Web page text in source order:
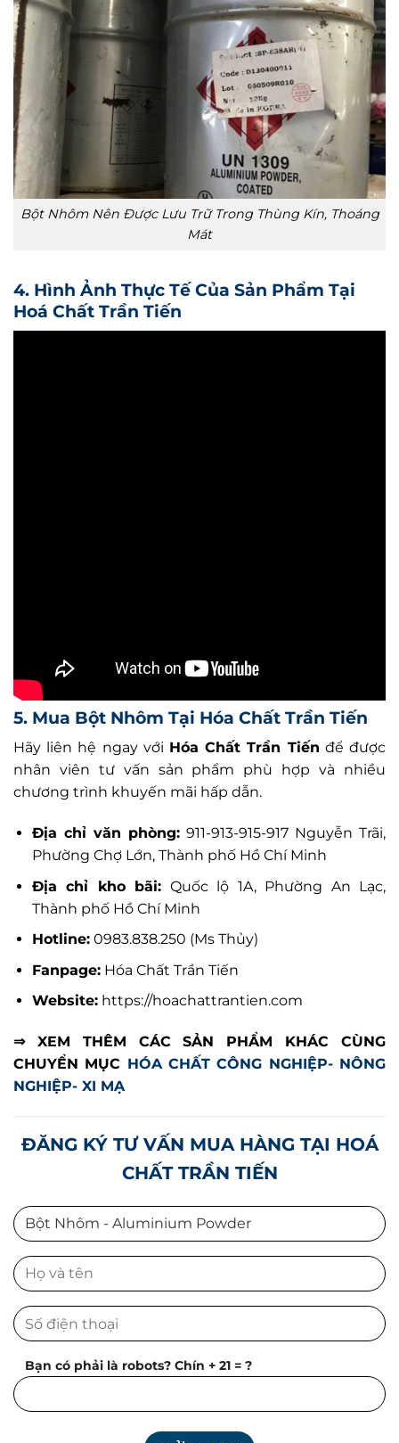
Bột Nhôm Nên Được Lưu Trữ Trong Thùng Kín, Thoáng
Mát
4. Hình Ảnh Thực Tế Của Sản Phẩm Tại
Hoá Chất Trần Tiến
5. Mua Bột Nhôm Tại Hóa Chất Trần Tiến
Hãy liên hệ ngay với Hóa Chất Trần Tiến để được
nhân viên tư vấn sản phẩm phù hợp và nhiều
chương trình khuyến mãi hấp dẫn.
Địa chỉ văn phòng:911-913-915-917 Nguyễn Trãi,
Phường Chợ Lớn, Thành phố Hồ Chí Minh
Địa chỉ kho bãi: Quốc lộ 1A, Phường An Lạc,
Thành phố Hồ Chí Minh
Hotline:0983.838.250 (Ms Thủy)
Fanpage:Hóa Chất Trần Tiến
Website:https://hoachattrantien.com
⇒ XEM THÊM CÁC SẢN PHẨM KHÁC CÙNG
CHUYỂN MỤC HÓA CHẤT CÔNG NGHIỆP- NÔNG
NGHIỆP- XI MẠ
ĐĂNG KÝ TƯ VẤN MUA HÀNG TẠI HOÁ
CHẤT TRẦN TIẾN
Bạn có phải là robots? Chín + 21 = ?